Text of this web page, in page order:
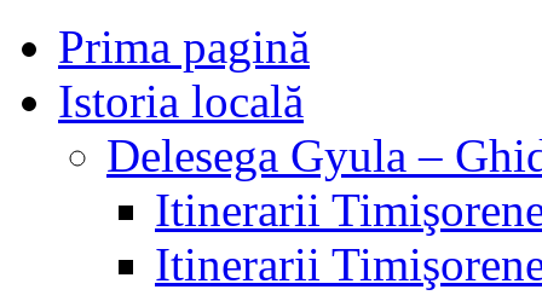
Prima pagină
Istoria locală
Delesega Gyula –
Itinerarii
Itinerarii